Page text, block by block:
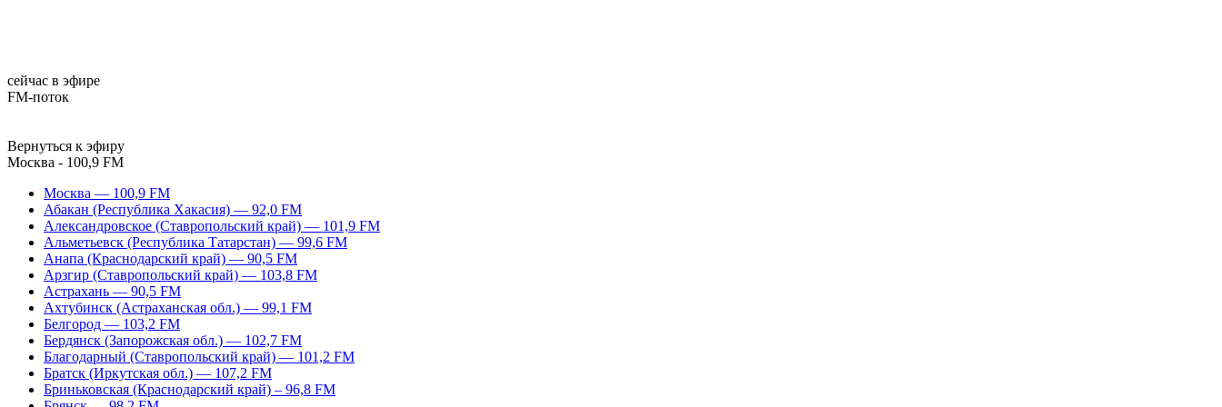
сейчас в эфире
FM-поток
Вернуться к эфиру
Москва - 100,9 FM
Москва — 100,9 FM
Абакан (Республика Хакасия) — 92,0 FM
Александровское (Ставропольский край) — 101,9 FM
Альметьевск (Республика Татарстан) — 99,6 FM
Анапа (Краснодарский край) — 90,5 FM
Арзгир (Ставропольский край) — 103,8 FM
Астрахань — 90,5 FM
Ахтубинск (Астраханская обл.) — 99,1 FM
Белгород — 103,2 FM
Бердянск (Запорожская обл.) — 102,7 FM
Благодарный (Ставропольский край) — 101,2 FM
Братск (Иркутская обл.) — 107,2 FM
Бриньковская (Краснодарский край) – 96,8 FM